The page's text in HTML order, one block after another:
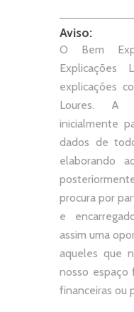
Aviso:
O Bem
explicações
Loures. A
inicialmente
dados de
elaborando
procura por
e
assim uma
aqueles que
nosso espaço
financeiras ou